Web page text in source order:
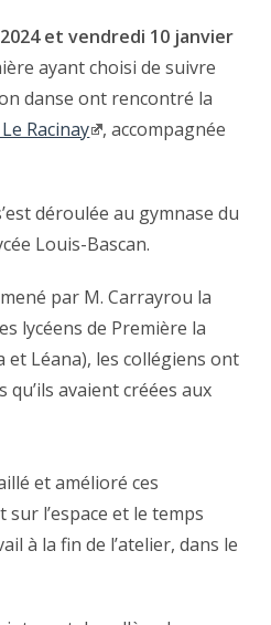
et vendredi 10 janvier
ayant choisi de suivre
danse ont rencontré la
Racinay , accompagnée
déroulée au gymnase du
Louis-Bascan.
par M. Carrayrou la
lycéens de Première la
et Léana), les collégiens ont
avaient créées aux
et amélioré ces
l’espace et le temps
à la fin de l’atelier, dans le